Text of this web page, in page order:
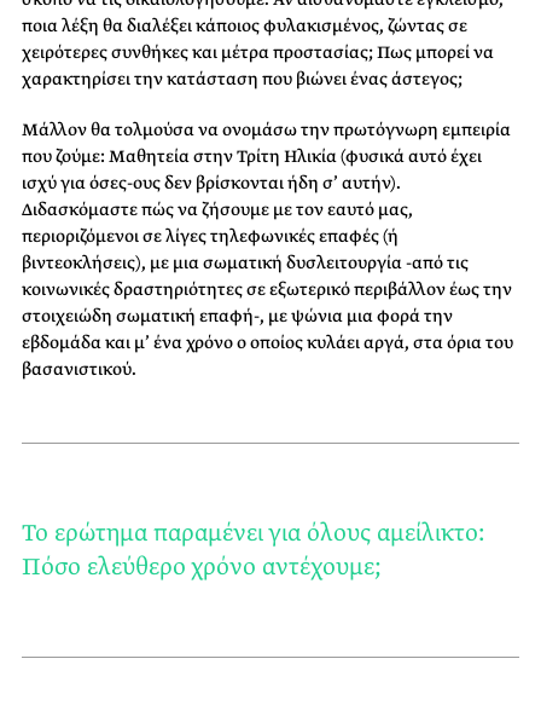
ποια λέξη θα διαλέξει κάποιος φυλακισμένος, ζώντας σε
χειρότερες συνθήκες και μέτρα προστασίας; Πως μπορεί να
χαρακτηρίσει την κατάσταση που βιώνει ένας άστεγος;
Μάλλον θα τολμούσα να ονομάσω την πρωτόγνωρη εμπειρία
που ζούμε: Μαθητεία στην Τρίτη Ηλικία (φυσικά αυτό έχει
ισχύ για όσες-ους δεν βρίσκονται ήδη σ’ αυτήν).
Διδασκόμαστε πώς να ζήσουμε με τον εαυτό μας,
περιοριζόμενοι σε λίγες τηλεφωνικές επαφές (ή
βιντεοκλήσεις), με μια σωματική δυσλειτουργία -από τις
κοινωνικές δραστηριότητες σε εξωτερικό περιβάλλον έως την
στοιχειώδη σωματική επαφή-, με ψώνια μια φορά την
εβδομάδα και μ’ ένα χρόνο ο οποίος κυλάει αργά, στα όρια του
βασανιστικού.
Το ερώτημα παραμένει για όλους αμείλικτο:
Πόσο ελεύθερο χρόνο αντέχουμε;